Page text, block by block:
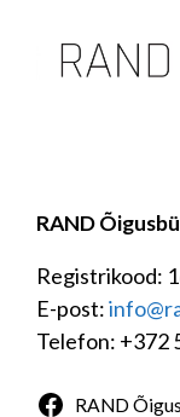
content
RAND
Registrikood:
E-post:
Telefon: +372
RAND